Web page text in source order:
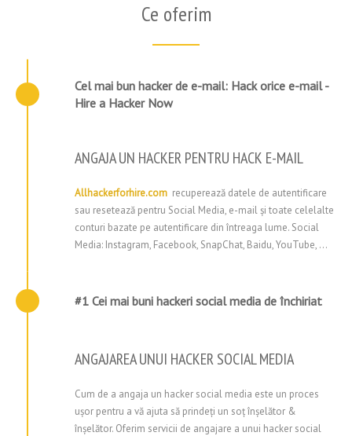
Ce oferim
ANGAJA UN HACKER PENTRU HACK E-MAIL
Allhackerforhire.com recuperează datele de autentificare
sau resetează pentru Social Media, e-mail și toate celelalte
conturi bazate pe autentificare din întreaga lume. Social
Media: Instagram, Facebook, SnapChat, Baidu, YouTube, ...
Cel mai bun hacker de e-mail: Hack orice e-mail -
Hire a Hacker Now
ANGAJAREA UNUI HACKER SOCIAL MEDIA
Cum de a angaja un hacker social media este un proces
ușor pentru a vă ajuta să prindeți un soț înșelător &
înșelător. Oferim servicii de angajare a unui hacker social
#1 Cei mai buni hackeri social media de închiriat